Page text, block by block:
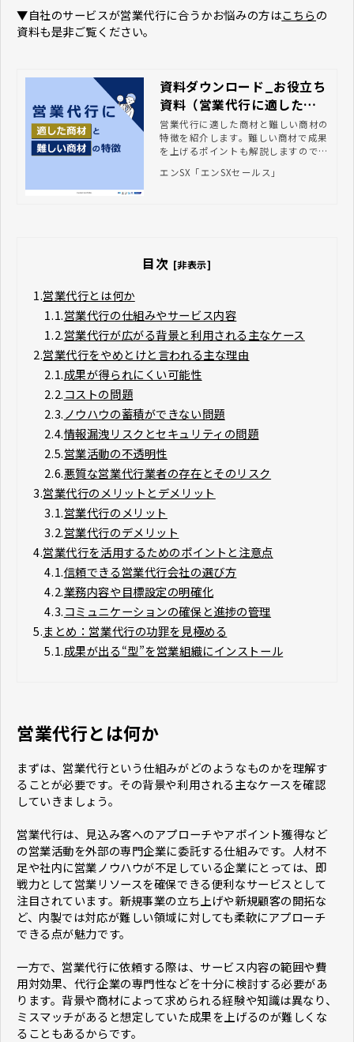
▼自社のサービスが営業代行に合うかお悩みの方はこちらの
資料も是非ご覧ください。
資料ダウンロード_お役立ち
資料（営業代行に適した商
材と難しい商材）
営業代行に適した商材と難しい商材の
特徴を紹介します。難しい商材で成果
を上げるポイントも解説しますので、
ください。
エンSX「エンSXセールス」
目次 [非表示]
1.営業代行とは何か
1.1.営業代行の仕組みやサービス内容
1.2.営業代行が広がる背景と利用される主なケース
2.営業代行をやめとけと言われる主な理由
2.1.成果が得られにくい可能性
2.2.コストの問題
2.3.ノウハウの蓄積ができない問題
2.4.情報漏洩リスクとセキュリティの問題
2.5.営業活動の不透明性
2.6.悪質な営業代行業者の存在とそのリスク
3.営業代行のメリットとデメリット
3.1.営業代行のメリット
3.2.営業代行のデメリット
4.営業代行を活用するためのポイントと注意点
4.1.信頼できる営業代行会社の選び方
4.2.業務内容や目標設定の明確化
4.3.コミュニケーションの確保と進捗の管理
5.まとめ：営業代行の功罪を見極める
5.1.成果が出る“型”を営業組織にインストール
営業代行とは何か
まずは、営業代行という仕組みがどのようなものかを理解す
ることが必要です。その背景や利用される主なケースを確認
していきましょう。
営業代行は、見込み客へのアプローチやアポイント獲得など
の営業活動を外部の専門企業に委託する仕組みです。人材不
足や社内に営業ノウハウが不足している企業にとっては、即
戦力として営業リソースを確保できる便利なサービスとして
注目されています。新規事業の立ち上げや新規顧客の開拓な
ど、内製では対応が難しい領域に対しても柔軟にアプローチ
できる点が魅力です。
一方で、営業代行に依頼する際は、サービス内容の範囲や費
用対効果、代行企業の専門性などを十分に検討する必要があ
ります。背景や商材によって求められる経験や知識は異なり、
ミスマッチがあると想定していた成果を上げるのが難しくな
ることもあるからです。